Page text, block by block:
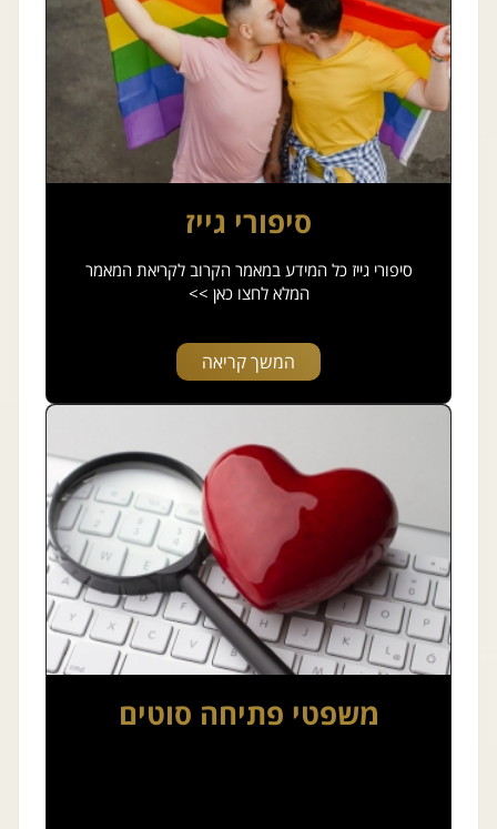
סיפורי גייז
סיפורי גייז כל המידע במאמר הקרוב לקריאת המאמר
המלא לחצו כאן >>
המשך קריאה
משפטי פתיחה סוטים